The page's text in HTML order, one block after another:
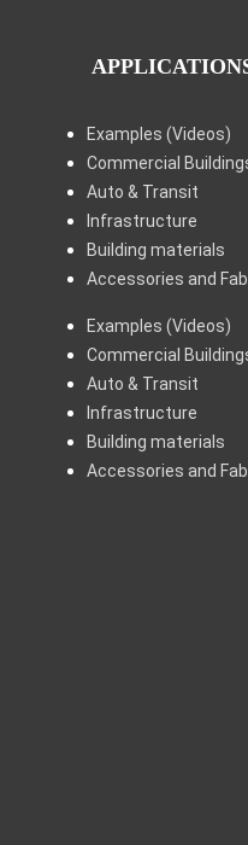
Examples (Videos)
Commercial
Auto & Transit
Infrastructure
Building materials
Accessories and
Examples (Videos)
Commercial
Auto & Transit
Infrastructure
Building materials
Accessories and